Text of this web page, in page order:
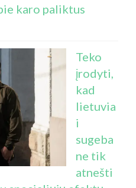
karo paliktus
Teko
įrodyti,
kad
lietuvia
i
sugeba
ne tik
atnešti